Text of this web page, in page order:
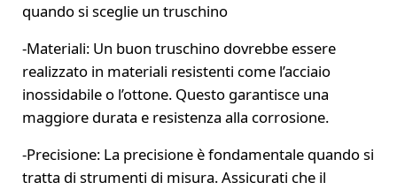
quando si sceglie un truschino
-Materiali: Un buon truschino dovrebbe essere
realizzato in materiali resistenti come l’acciaio
inossidabile o l’ottone. Questo garantisce una
maggiore durata e resistenza alla corrosione.
-Precisione: La precisione è fondamentale quando si
tratta di strumenti di misura. Assicurati che il